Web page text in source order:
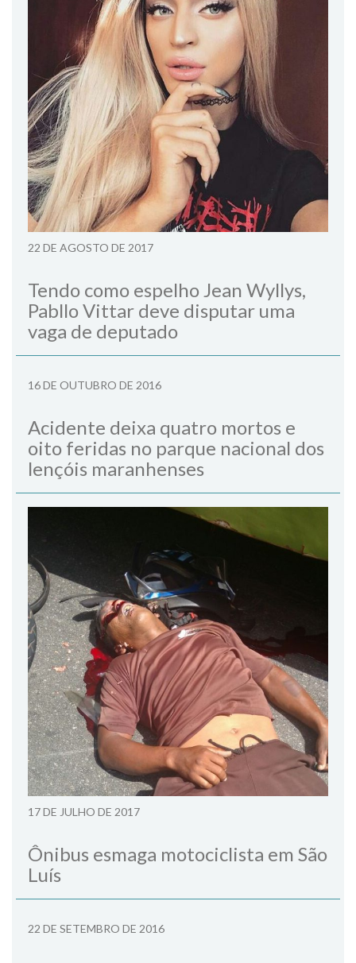
22 DE AGOSTO DE 2017
Tendo como espelho Jean Wyllys,
Pabllo Vittar deve disputar uma
vaga de deputado
16 DE OUTUBRO DE 2016
Acidente deixa quatro mortos e
oito feridas no parque nacional dos
lençóis maranhenses
17 DE JULHO DE 2017
Ônibus esmaga motociclista em São
Luís
22 DE SETEMBRO DE 2016